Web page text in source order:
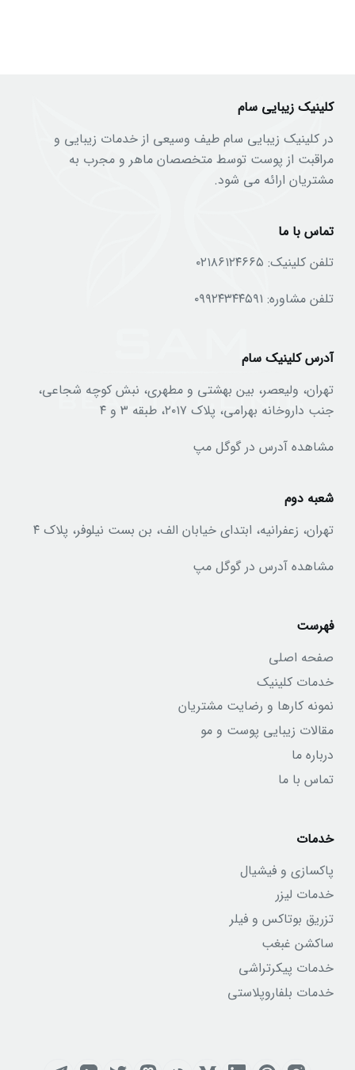
کلینیک زیبایی سام
در کلینیک زیبایی سام طیف وسیعی از خدمات زیبایی و
مراقبت از پوست توسط متخصصان ماهر و مجرب به
مشتریان ارائه می شود.
تماس با ما
تلفن کلینیک: ۰۲۱۸۶۱۲۴۶۶۵
تلفن مشاوره: ۰۹۹۲۴۳۴۴۵۹۱
آدرس کلینیک سام
تهران، ولیعصر، بین بهشتی و مطهری، نبش کوچه شجاعی،
جنب داروخانه بهرامی، پلاک ۲۰۱۷، طبقه ۳ و ۴
مشاهده آدرس در گوگل مپ
شعبه دوم
تهران، زعفرانیه، ابتدای خیابان الف، بن بست نیلوفر، پلاک ۴
مشاهده آدرس در گوگل مپ
فهرست
صفحه اصلی
خدمات کلینیک
نمونه کارها و رضایت مشتریان
مقالات زیبایی پوست و مو
درباره ما
تماس با ما
خدمات
پاکسازی و فیشیال
خدمات لیزر
تزریق بوتاکس و فیلر
ساکشن غبغب
خدمات پیکرتراشی
خدمات بلفاروپلاستی